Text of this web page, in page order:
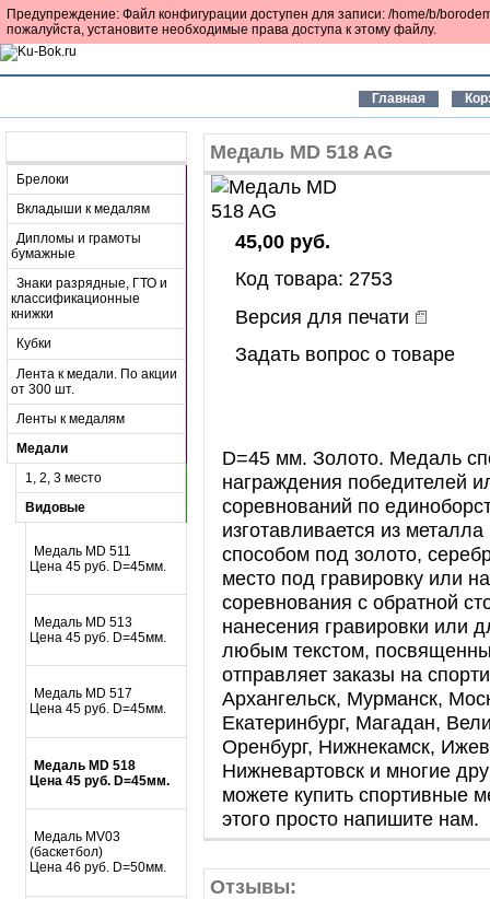
Предупреждение: Файл конфигурации доступен для записи: /home/b/
пожалуйста, установите необходимые права доступа к этому файлу.
Главная
Медаль MD 518 AG
45,00 руб.
Код товара: 2753
Версия для печати
Задать вопрос о товаре
D=45 мм. Золото. Медаль
награждения победителей
соревнований по
изготавливается из
способом под золото,
место под гравировку или
соревнования с обратной
нанесения гравировки или
любым текстом,
отправляет заказы на
Архангельск, Мурманск,
Екатеринбург, Магадан,
Оренбург, Нижнекамск,
Нижневартовск и многие
можете купить спортивные
этого просто напишите нам.
Отзывы:
Брелоки
Вкладыши к медалям
Дипломы и грамоты
бумажные
Знаки разрядные, ГТО и
классификационные
книжки
Кубки
Лента к медали. По акции
от 300 шт.
Ленты к медалям
Медали
1, 2, 3 место
Видовые
Mедаль MD 511
Цена 45 руб. D=45мм.
Mедаль MD 513
Цена 45 руб. D=45мм.
Mедаль MD 517
Цена 45 руб. D=45мм.
Mедаль MD 518
Цена 45 руб. D=45мм.
Медаль MV03
(баскетбол)
Цена 46 руб. D=50мм.